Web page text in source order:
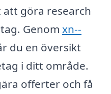
att göra research
Genom xn--
du en översikt
i ditt område.
offerter och få